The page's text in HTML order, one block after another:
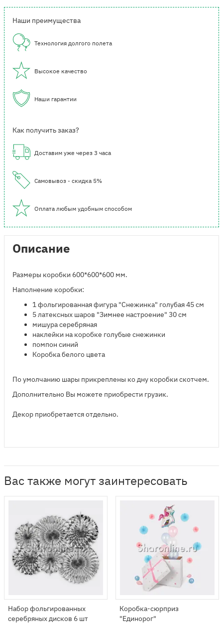
Наши преимущества
Технология долгого полета
Высокое качество
Наши гарантии
Как получить заказ?
Доставим уже через 3 часа
Самовывоз - скидка 5%
Оплата любым удобным способом
Описание
Размеры коробки 600*600*600 мм.
Наполнение коробки:
1 фольгированная фигура "Снежинка" голубая 45 см
5 латексных шаров "Зимнее настроение" 30 см
мишура серебряная
наклейки на коробке голубые снежинки
помпон синий
Коробка белого цвета
По умолчанию шары прикреплены ко дну коробки скотчем.
Дополнительно Вы можете приобрести грузик.
Декор приобретается отдельно.
Вас также могут заинтересовать
Набор фольгированных
серебряных дисков 6 шт
Коробка-сюрприз
"Единорог"